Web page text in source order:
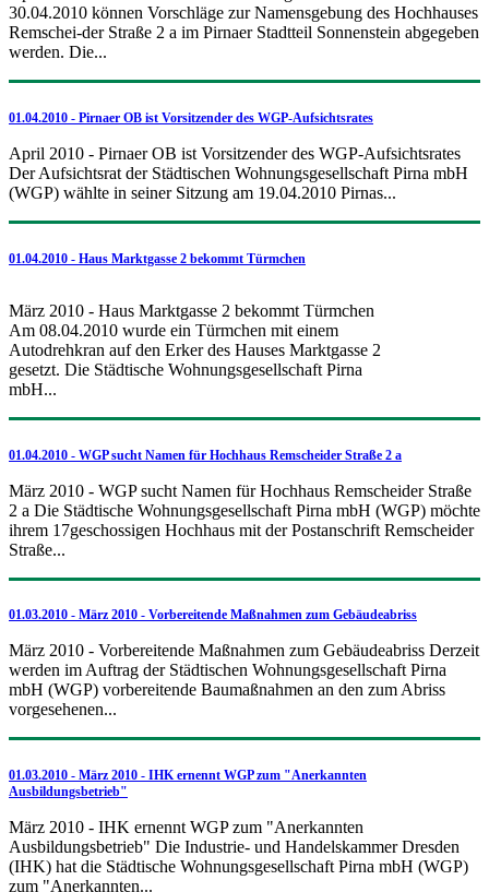
30.04.2010 können Vorschläge zur Namensgebung des Hochhauses
Remschei-der Straße 2 a im Pirnaer Stadtteil Sonnenstein abgegeben
werden. Die...
01.04.2010 - Pirnaer OB ist Vorsitzender des WGP-Aufsichtsrates
April 2010 - Pirnaer OB ist Vorsitzender des WGP-Aufsichtsrates
Der Aufsichtsrat der Städtischen Wohnungsgesellschaft Pirna mbH
(WGP) wählte in seiner Sitzung am 19.04.2010 Pirnas...
01.04.2010 - Haus Marktgasse 2 bekommt Türmchen
März 2010 - Haus Marktgasse 2 bekommt Türmchen
Am 08.04.2010 wurde ein Türmchen mit einem
Autodrehkran auf den Erker des Hauses Marktgasse 2
gesetzt. Die Städtische Wohnungsgesellschaft Pirna
mbH...
01.04.2010 - WGP sucht Namen für Hochhaus Remscheider Straße 2 a
März 2010 - WGP sucht Namen für Hochhaus Remscheider Straße
2 a Die Städtische Wohnungsgesellschaft Pirna mbH (WGP) möchte
ihrem 17geschossigen Hochhaus mit der Postanschrift Remscheider
Straße...
01.03.2010 - März 2010 - Vorbereitende Maßnahmen zum Gebäudeabriss
März 2010 - Vorbereitende Maßnahmen zum Gebäudeabriss Derzeit
werden im Auftrag der Städtischen Wohnungsgesellschaft Pirna
mbH (WGP) vorbereitende Baumaßnahmen an den zum Abriss
vorgesehenen...
01.03.2010 - März 2010 - IHK ernennt WGP zum "Anerkannten
Ausbildungsbetrieb"
März 2010 - IHK ernennt WGP zum "Anerkannten
Ausbildungsbetrieb" Die Industrie- und Handelskammer Dresden
(IHK) hat die Städtische Wohnungsgesellschaft Pirna mbH (WGP)
zum "Anerkannten...